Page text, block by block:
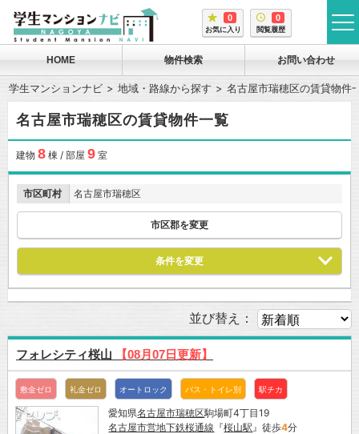
0
お気に入り
0
閲覧履歴
HOME 物件検索 お問い合わせ
学生マンションナビ 地域・路線から探す 名古屋市瑞穂区の賃貸物件
名古屋市瑞穂区の賃貸物件一覧
建物 8棟 / 部屋 9室
市区町村 名古屋市瑞穂区
市区郡を変更
条件を変更
並び替え：
フォレシティ桜山 【08月07日更新】
敷金ゼロ 礼金ゼロ オートロック バス・トイレ別 駅チカ
愛知県名古屋市瑞穂区駒場町4丁目19
名古屋市営地下鉄桜通線 『桜山駅』徒歩4分